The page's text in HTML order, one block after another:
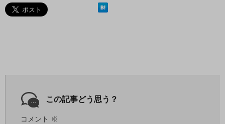
この記事どう思う？
コメント ※